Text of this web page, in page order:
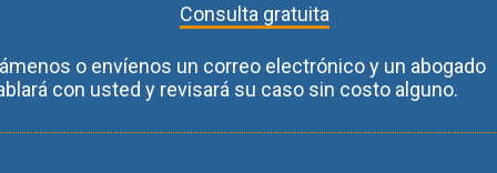
Consulta gratuita
o envíenos un correo electrónico y un abogado
con usted y revisará su caso sin costo alguno.